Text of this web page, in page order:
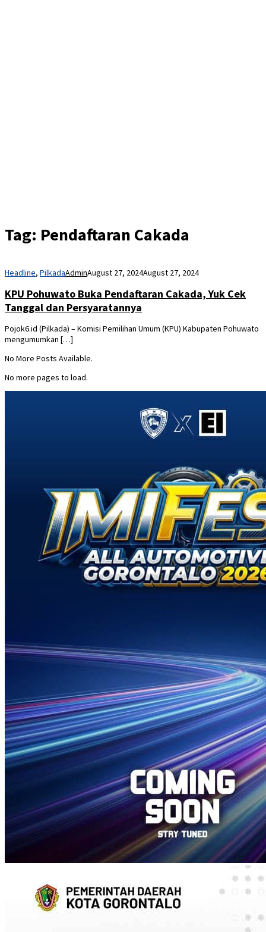
Tag: Pendaftaran Cakada
Headline, PilkadaAdminAugust 27, 2024August 27, 2024
KPU Pohuwato Buka Pendaftaran Cakada, Yuk Cek
Tanggal dan Persyaratannya
Pojok6.id (Pilkada) – Komisi Pemilihan Umum (KPU) Kabupaten Pohuwato
mengumumkan […]
No More Posts Available.
No more pages to load.